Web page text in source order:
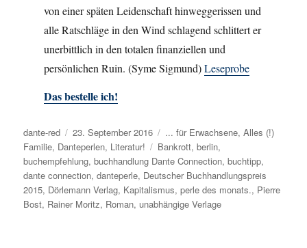
von einer späten Leidenschaft hinweggerissen und
alle Ratschläge in den Wind schlagend schlittert er
unerbittlich in den totalen finanziellen und
persönlichen Ruin. (Syme Sigmund)Leseprobe
Das bestelle ich!
Autor
dante-red
Veröffentlicht
am
23. September 2016 Kategorien
... für Erwachsene,Alles (!)
Familie, Danteperlen, Literatur! Schlagwörter
Bankrott,berlin,
buchempfehlung,buchhandlung Dante Connection,buchtipp,
dante connection,danteperle, Deutscher Buchhandlungspreis
2015, Dörlemann Verlag, Kapitalismus,perle des monats., Pierre
Bost, Rainer Moritz, Roman, unabhängige Verlage